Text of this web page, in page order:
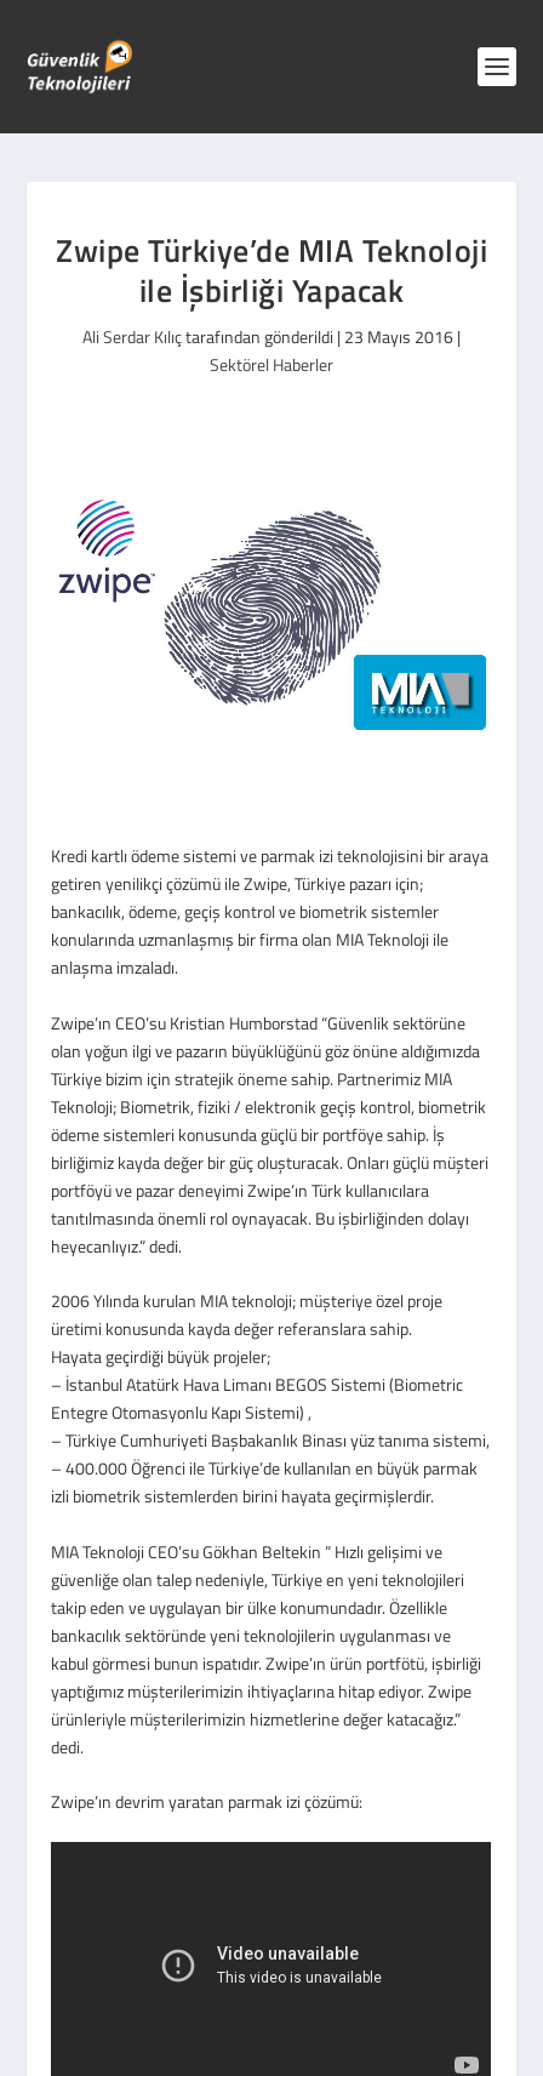
Zwipe Türkiye’de MIA Teknoloji
ile İşbirliği Yapacak
Ali Serdar Kılıçtarafından gönderildi |23 Mayıs 2016|
Sektörel Haberler
Kredi kartlı ödeme sistemi ve parmak izi teknolojisini bir araya
getiren yenilikçi çözümü ile Zwipe, Türkiye pazarı için;
bankacılık, ödeme, geçiş kontrol ve biometrik sistemler
konularında uzmanlaşmış bir firma olan MIA Teknoloji ile
anlaşma imzaladı.
Zwipe’ın CEO’su Kristian Humborstad “Güvenlik sektörüne
olan yoğun ilgi ve pazarın büyüklüğünü göz önüne aldığımızda
Türkiye bizim için stratejik öneme sahip. Partnerimiz MIA
Teknoloji; Biometrik, fiziki / elektronik geçiş kontrol, biometrik
ödeme sistemleri konusunda güçlü bir portföye sahip. İş
birliğimiz kayda değer bir güç oluşturacak. Onları güçlü müşteri
portföyü ve pazar deneyimi Zwipe’ın Türk kullanıcılara
tanıtılmasında önemli rol oynayacak. Bu işbirliğinden dolayı
heyecanlıyız.” dedi.
2006 Yılında kurulan MIA teknoloji; müşteriye özel proje
üretimi konusunda kayda değer referanslara sahip.
Hayata geçirdiği büyük projeler;
– İstanbul Atatürk Hava Limanı BEGOS Sistemi (Biometric
Entegre Otomasyonlu Kapı Sistemi) ,
– Türkiye Cumhuriyeti Başbakanlık Binası yüz tanıma sistemi,
– 400.000 Öğrenci ile Türkiye’de kullanılan en büyük parmak
izli biometrik sistemlerden birini hayata geçirmişlerdir.
MIA Teknoloji CEO’su Gökhan Beltekin ” Hızlı gelişimi ve
güvenliğe olan talep nedeniyle, Türkiye en yeni teknolojileri
takip eden ve uygulayan bir ülke konumundadır. Özellikle
bankacılık sektöründe yeni teknolojilerin uygulanması ve
kabul görmesi bunun ispatıdır. Zwipe’ın ürün portfötü, işbirliği
yaptığımız müşterilerimizin ihtiyaçlarına hitap ediyor. Zwipe
ürünleriyle müşterilerimizin hizmetlerine değer katacağız.”
dedi.
Zwipe’ın devrim yaratan parmak izi çözümü: